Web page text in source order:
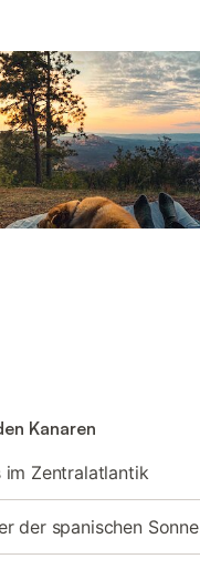
Kanaren
im Zentralatlantik
der spanischen Sonne